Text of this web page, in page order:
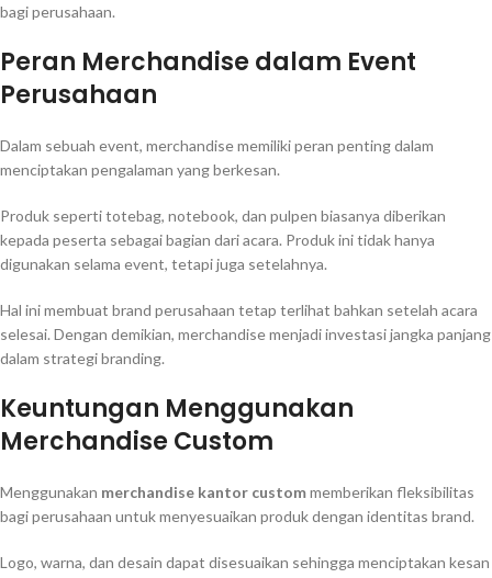
bagi perusahaan.
Peran Merchandise dalam Event
Perusahaan
Dalam sebuah event, merchandise memiliki peran penting dalam
menciptakan pengalaman yang berkesan.
Produk seperti totebag, notebook, dan pulpen biasanya diberikan
kepada peserta sebagai bagian dari acara. Produk ini tidak hanya
digunakan selama event, tetapi juga setelahnya.
Hal ini membuat brand perusahaan tetap terlihat bahkan setelah acara
selesai. Dengan demikian, merchandise menjadi investasi jangka panjang
dalam strategi branding.
Keuntungan Menggunakan
Merchandise Custom
Menggunakan merchandise kantor custommemberikan fleksibilitas
bagi perusahaan untuk menyesuaikan produk dengan identitas brand.
Logo, warna, dan desain dapat disesuaikan sehingga menciptakan kesan